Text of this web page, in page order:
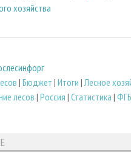
хозяйства
| Бюджет | Итоги |Лесное
лесов | Россия | Статистика |